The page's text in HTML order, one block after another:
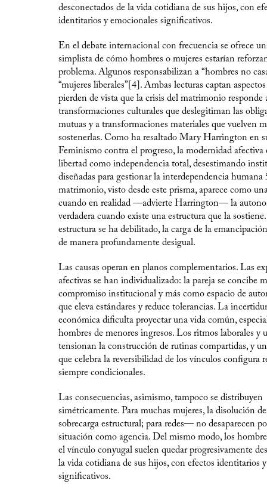
desconectados de la vida cotidiana de sus hijos, con
identitarios y emocionales significativos.
En el debate internacional con frecuencia se ofrece
simplista de cómo hombres o mujeres estarían
problema. Algunos responsabilizan a “hombres no
“mujeres liberales”[4]. Ambas lecturas captan aspectos
pierden de vista que la crisis del matrimonio responde
transformaciones culturales que deslegitiman las
mutuas y a transformaciones materiales que vuelven
sostenerlas. Como ha resaltado Mary Harrington en
Feminismo contra el progreso, la modernidad afectiva
libertad como independencia total, desestimando
diseñadas para gestionar la interdependencia humana
matrimonio, visto desde este prisma, aparece como
cuando en realidad —advierte Harrington— la
verdadera cuando existe una estructura que la
estructura se ha debilitado, la carga de la
de manera profundamente desigual.
Las causas operan en planos complementarios. Las
afectivas se han individualizado: la pareja se concibe
compromiso institucional y más como espacio de
que eleva estándares y reduce tolerancias. La
económica dificulta proyectar una vida común,
hombres de menores ingresos. Los ritmos laborales y
tensionan la construcción de rutinas compartidas, y
que celebra la reversibilidad de los vínculos configura
siempre condicionales.
Las consecuencias, asimismo, tampoco se distribuyen
simétricamente. Para muchas mujeres, la disolución
sobrecarga estructural; para redes— no desaparecen
situación como agencia. Del mismo modo, los
el vínculo conyugal suelen quedar progresivamente
la vida cotidiana de sus hijos, con efectos identitarios
significativos.